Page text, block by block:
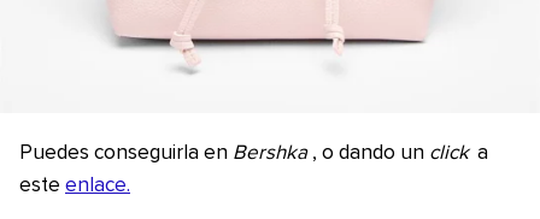
Puedes conseguirla en Bershka , o dando un click a
este enlace.